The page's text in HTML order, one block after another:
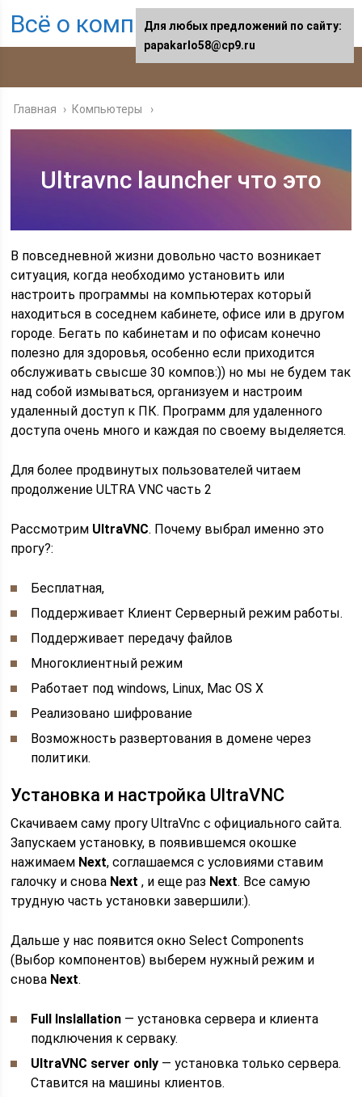
Всё о компьютерах
Главная › Компьютеры
Ultravnc launcher что это
В повседневной жизни довольно часто возникает
ситуация, когда необходимо установить или
настроить программы на компьютерах который
находиться в соседнем кабинете, офисе или в другом
городе. Бегать по кабинетам и по офисам конечно
полезно для здоровья, особенно если приходится
обслуживать свысше 30 компов:)) но мы не будем так
над собой измываться, организуем и настроим
удаленный доступ к ПК. Программ для удаленного
доступа очень много и каждая по своему выделяется.
Для более продвинутых пользователей читаем
продолжение ULTRA VNC часть 2
Рассмотрим UltraVNC. Почему выбрал именно это
прогу?:
Бесплатная,
Поддерживает Клиент Серверный режим работы.
Поддерживает передачу файлов
Многоклиентный режим
Работает под windows, Linux, Mac OS X
Реализовано шифрование
Возможность развертования в домене через
политики.
Установка и настройка UltraVNC
Скачиваем саму прогу UltraVnc с официального сайта.
Запускаем установку, в появившемся окошке
нажимаем Next, соглашаемся с условиями ставим
галочку и снова Next , и еще раз Next. Все самую
трудную часть установки завершили:).
Дальше у нас появится окно Select Components
(Выбор компонентов) выберем нужный режим и
снова Next.
Full Inslallation — установка сервера и клиента
подключения к серваку.
UltraVNC server only — установка только сервера.
Ставится на машины клиентов.
Для любых предложений по сайту:
papakarlo58@cp9.ru